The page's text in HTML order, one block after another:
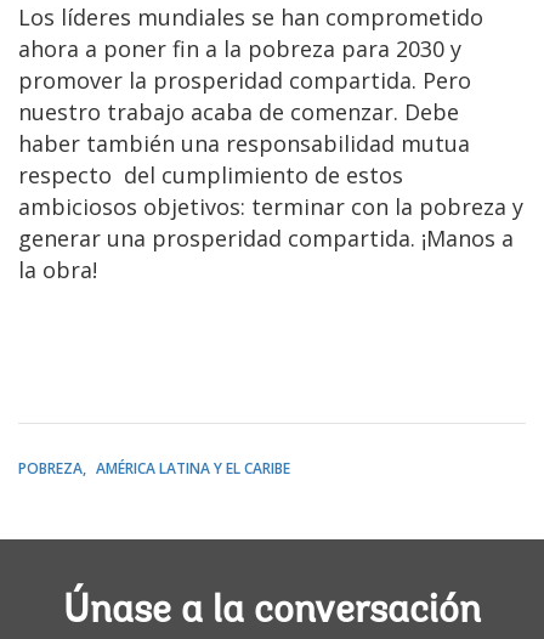
Los líderes mundiales se han comprometido
ahora a poner fin a la pobreza para 2030 y
promover la prosperidad compartida. Pero
nuestro trabajo acaba de comenzar. Debe
haber también una responsabilidad mutua
respecto del cumplimiento de estos
ambiciosos objetivos: terminar con la pobreza y
generar una prosperidad compartida. ¡Manos a
la obra!
POBREZA AMÉRICA LATINA Y EL CARIBE
Únase a la conversación